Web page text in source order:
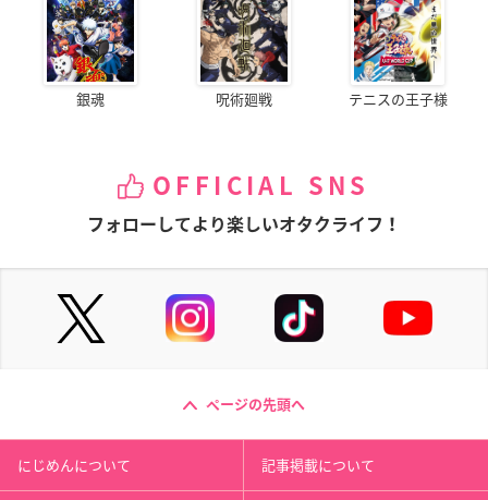
銀魂 呪術廻戦 テニスの王子様
OFFICIAL SNS
フォローしてより楽しいオタクライフ！
ページの先頭へ
にじめんについて 記事掲載について